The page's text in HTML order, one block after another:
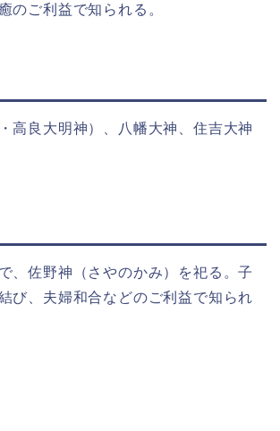
のご利益で知られる。
高良大明神）、八幡大神、住吉大神
、佐野神（さやのかみ）を祀る。子
び、夫婦和合などのご利益で知られ